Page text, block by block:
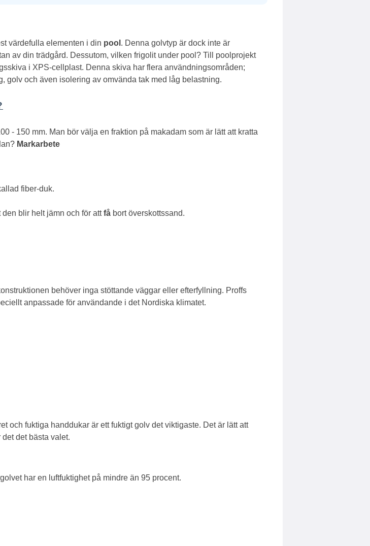
värdefulla elementen i din pool . Denna golvtyp är dock inte är
av din trädgård. Dessutom, vilken frigolit under pool? Till poolprojekt
i XPS-cellplast. Denna skiva har flera användningsområden;
golv och även isolering av omvända tak med låg belastning.
- 150 mm. Man bör välja en fraktion på makadam som är lätt att kratta
Markarbete
fiber-duk.
den blir helt jämn och för attfå bort överskottssand.
behöver inga stöttande väggar eller efterfyllning. Proffs
anpassade för användande i det Nordiska klimatet.
och fuktiga handdukar är ett fuktigt golv det viktigaste. Det är lätt att
det bästa valet.
har en luftfuktighet på mindre än 95 procent.